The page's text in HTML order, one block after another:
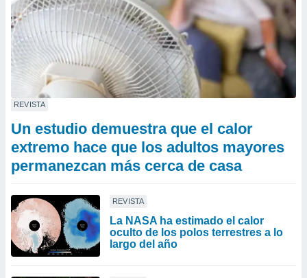
REVISTA
Un estudio demuestra que el calor
extremo hace que los adultos mayores
permanezcan más cerca de casa
REVISTA
La NASA ha estimado el calor
oculto de los polos terrestres a lo
largo del año